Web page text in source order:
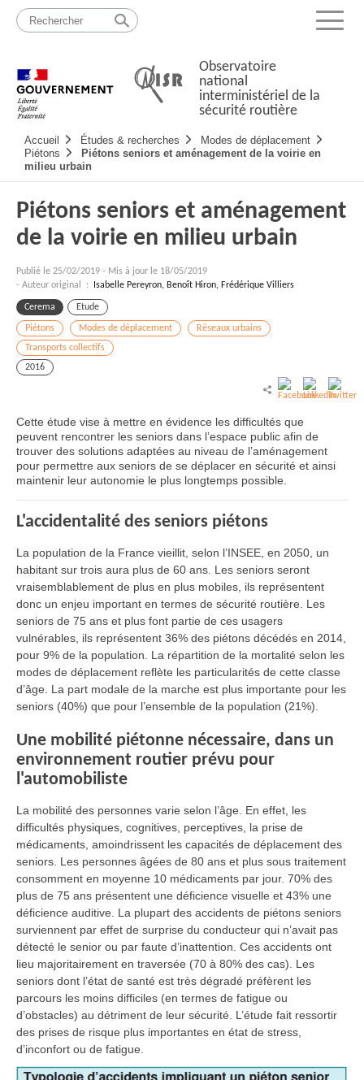
Passer
contenu
Menu
Observatoire
national
interministériel de la
sécurité routière
principale
Accueil Études & recherches
Modes de déplacement
Piétons
Piétons seniors et aménagement de la voirie en
milieu urbain
Piétons seniors et aménagement
de la voirie en milieu urbain
Publié le 25/02/2019 - Mis à jour le 18/05/2019
- Auteur original :
Isabelle Pereyron, Benoît Hiron, Frédérique Villiers
Cerema Etude
Piétons Modes de déplacement
Réseaux urbains
Transports collectifs
2016
Cette étude vise à mettre en évidence les difficultés que
peuvent rencontrer les seniors dans l’espace public afin de
trouver des solutions adaptées au niveau de l’aménagement
pour permettre aux seniors de se déplacer en sécurité et ainsi
maintenir leur autonomie le plus longtemps possible.
L'accidentalité des seniors piétons
La population de la France vieillit, selon l’INSEE, en 2050, un
habitant sur trois aura plus de 60 ans. Les seniors seront
vraisemblablement de plus en plus mobiles, ils représentent
donc un enjeu important en termes de sécurité routière. Les
seniors de 75 ans et plus font partie de ces usagers
vulnérables, ils représentent 36% des piétons décédés en 2014,
pour 9% de la population. La répartition de la mortalité selon les
modes de déplacement reflète les particularités de cette classe
d’âge. La part modale de la marche est plus importante pour les
seniors (40%) que pour l’ensemble de la population (21%).
Une mobilité piétonne nécessaire, dans un
environnement routier prévu pour
l'automobiliste
La mobilité des personnes varie selon l’âge. En effet, les
difficultés physiques, cognitives, perceptives, la prise de
médicaments, amoindrissent les capacités de déplacement des
seniors. Les personnes âgées de 80 ans et plus sous traitement
consomment en moyenne 10 médicaments par jour. 70% des
plus de 75 ans présentent une déficience visuelle et 43% une
déficience auditive. La plupart des accidents de piétons seniors
surviennent par effet de surprise du conducteur qui n’avait pas
détecté le senior ou par faute d’inattention. Ces accidents ont
lieu majoritairement en traversée (70 à 80% des cas). Les
seniors dont l’état de santé est très dégradé préfèrent les
parcours les moins difficiles (en termes de fatigue ou
d’obstacles) au détriment de leur sécurité. L’étude fait ressortir
des prises de risque plus importantes en état de stress,
d’inconfort ou de fatigue.